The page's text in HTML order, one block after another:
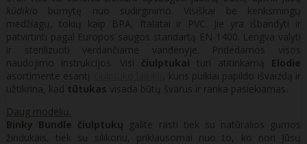
kūdikio burnytę nuo sudirginimo. Visiškai be kenksmingų
medžiagų, tokių kaip BPA, ftalatai ir PVC. Jie yra išbandyti ir
patvirtinti pagal Europos saugos standartą EN-1400. Lengva valyti
ir sterilizuoti verdančiame vandenyje. Pridedamos visos
naudojimo instrukcijos. Visi čiulptukai turi atitinkamą Elodie
asortimente esantį
, kuris puikiai papildo išvaizdą ir
užtikrina, kad tūtukas visada būtų švarus ir ranka pasiekiamas.
Daug modelių.
Binky Bundle čiulptukų galite rasti tiek su natūralios gumos
žindukais, tiek su silikonu, priklausomai nuo to, ko nori Jūsų